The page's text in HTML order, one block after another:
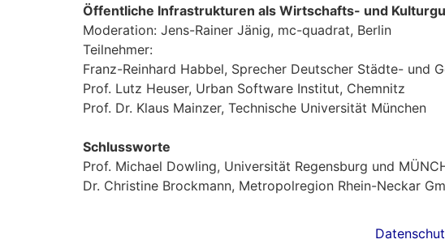
Öffentliche Infrastrukturen als Wirtschafts- und
Moderation: Jens-Rainer Jänig, mc-quadrat, Berlin
Teilnehmer:
Franz-Reinhard Habbel, Sprecher Deutscher Städte- und
Prof. Lutz Heuser, Urban Software Institut, Chemnitz
Prof. Dr. Klaus Mainzer, Technische Universität München
Schlussworte
Prof. Michael Dowling, Universität Regensburg und
Dr. Christine Brockmann, Metropolregion Rhein-Neckar